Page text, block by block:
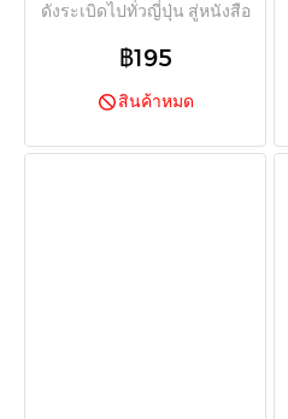
ดังระเบิดไปทั่วญี่ปุ่น สู่หนังสือ
฿195
สินค้าหมด